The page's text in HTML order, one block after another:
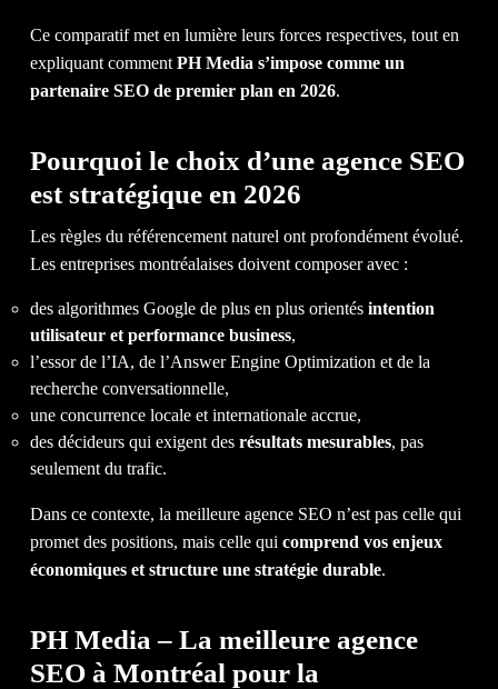
Ce comparatif met en lumière leurs forces respectives, tout en
expliquant comment PH Media s’impose comme un
partenaire SEO de premier plan en 2026.
Pourquoi le choix d’une agence SEO
est stratégique en 2026
Les règles du référencement naturel ont profondément évolué.
Les entreprises montréalaises doivent composer avec :
des algorithmes Google de plus en plus orientés intention
utilisateur et performance business,
l’essor de l’IA, de l’Answer Engine Optimization et de la
recherche conversationnelle,
une concurrence locale et internationale accrue,
des décideurs qui exigent des résultats mesurables, pas
seulement du trafic.
Dans ce contexte, la meilleure agence SEO n’est pas celle qui
promet des positions, mais celle qui comprend vos enjeux
économiques et structure une stratégie durable.
PH Media – La meilleure agence
SEO à Montréal pour la